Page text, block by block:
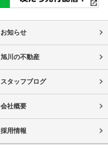
お知らせ
旭川の不動産
スタッフブログ
会社概要
採用情報